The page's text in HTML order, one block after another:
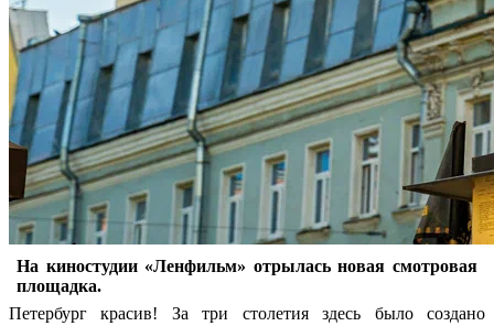
На киностудии «Ленфильм» отрылась новая смотровая
площадка.
Петербург красив! За три столетия здесь было создано